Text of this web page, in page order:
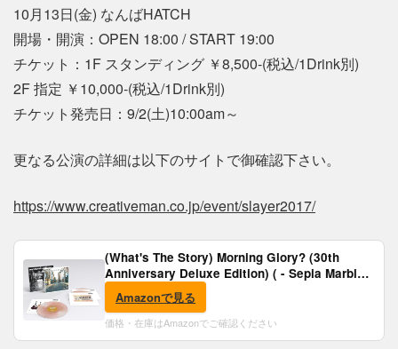
10月13日(金) なんばHATCH
開場・開演：OPEN 18:00 / START 19:00
チケット：1F スタンディング ￥8,500-(税込/1Drink別)
2F 指定 ￥10,000-(税込/1Drink別)
チケット発売日：9/2(土)10:00am～
更なる公演の詳細は以下のサイトで御確認下さい。
https://www.creativeman.co.jp/event/slayer2017/
(What's The Story) Morning Glory? (30th
Anniversary Deluxe Edition) ( - Sepia Marble
Vinyl) [Analog]
Amazonで見る
価格・在庫はAmazonでご確認ください